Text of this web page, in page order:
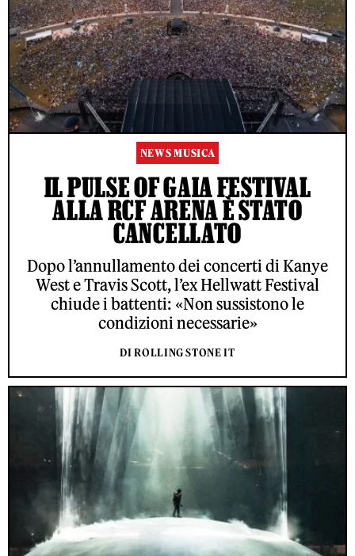
NEWS MUSICA
IL PULSE OF GAIA FESTIVAL
ALLA RCF ARENA È STATO
CANCELLATO
Dopo l’annullamento dei concerti di Kanye
West e Travis Scott, l’ex Hellwatt Festival
chiude i battenti: «Non sussistono le
condizioni necessarie»
DI ROLLING STONE IT